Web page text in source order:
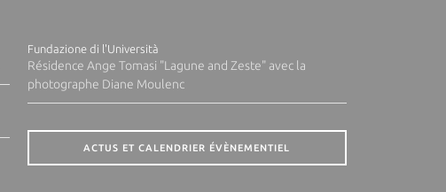
Fundazione di l'Università
Résidence Ange Tomasi "Lagune and Zeste" avec la
photographe Diane Moulenc
ACTUS ET CALENDRIER ÉVÈNEMENTIEL